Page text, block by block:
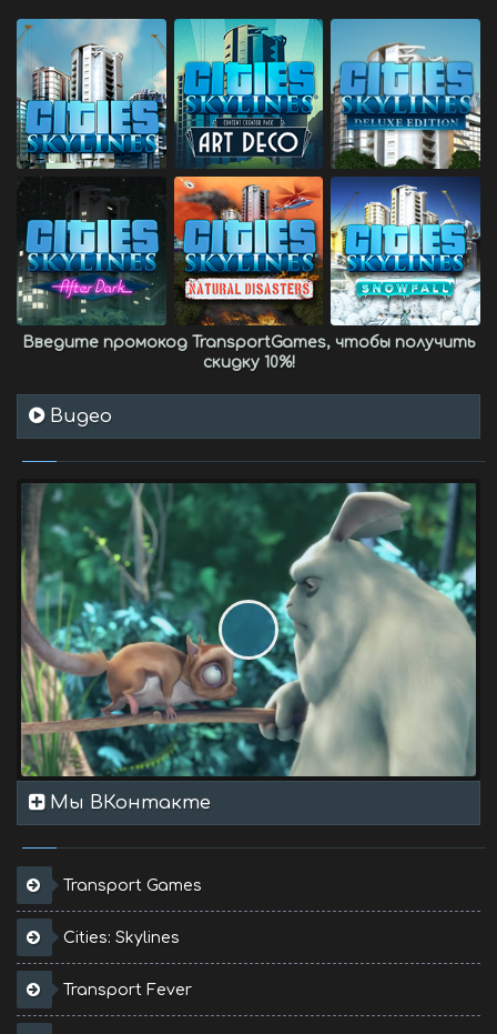
Введите промокод TransportGames, чтобы получить
скидку 10%!
Видео
Мы ВКонтакте
Transport Games
Cities: Skylines
Transport Fever